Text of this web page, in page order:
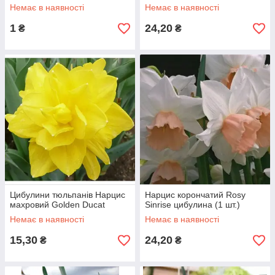
Немає в наявності
1 ₴
Немає в наявності
24,20 ₴
Цибулини тюльпанів Нарцис
махровий Golden Ducat
Немає в наявності
15,30 ₴
Нарцис корончатий Rosy
Sinrise цибулина (1 шт.)
Немає в наявності
24,20 ₴